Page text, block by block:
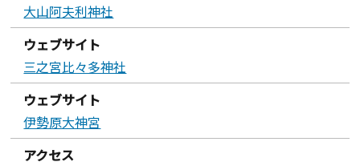
大山阿夫利神社
ウェブサイト
三之宮比々多神社
ウェブサイト
伊勢原大神宮
アクセス